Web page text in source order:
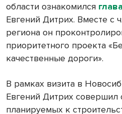
области ознакомился
Евгений Дитрих. Вместе с
региона он
приоритетного проекта
качественные дороги».
В рамках визита в
Евгений Дитрих совершил
планируемых к